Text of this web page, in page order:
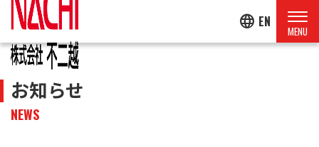
language EN
お知らせ
NEWS